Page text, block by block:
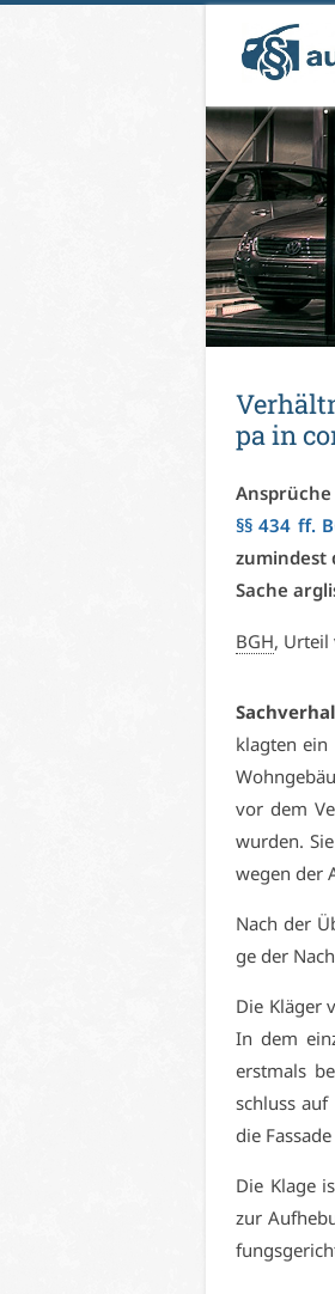
pa in
§§ 434 ff.
zu­min­dest
Sa­che
BGH, Ur­teil
klag­ten ein
vor dem
wur­den.
we­gen der
Nach der
ge der
Die Klä­ger
In dem
erst­mals
schluss
die
Die Kla­ge
zur